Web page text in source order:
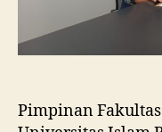
Pimpinan